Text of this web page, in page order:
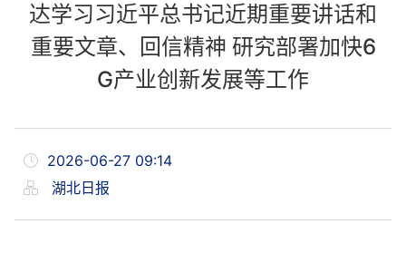
达学习习近平总书记近期重要讲话和
重要文章、回信精神 研究部署加快6
G产业创新发展等工作
2026-06-27 09:14
湖北日报